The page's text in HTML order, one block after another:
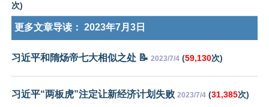
次)
更多文章导读： 2023年7月3日
习近平和隋炀帝七大相似之处 📝 2023/7/4 (59,130次)
习近平“两板虎”注定让新经济计划失败 2023/7/4 (31,385次)